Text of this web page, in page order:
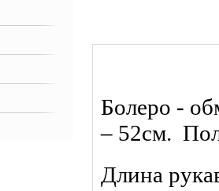
Болеро -
– 52см.
Длина